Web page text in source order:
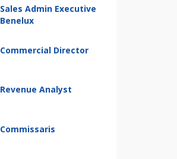
Sales Admin Executive
Benelux
Commercial Director
Revenue Analyst
Commissaris